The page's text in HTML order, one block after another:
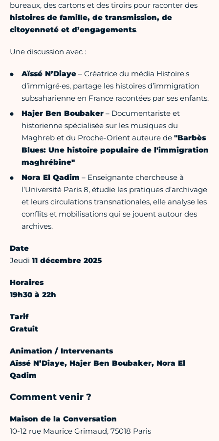
bureaux, des cartons et des tiroirs pour raconter des
histoires de famille, de transmission, de
citoyenneté et d’engagements.
Une discussion avec :
Aïssé N’Diaye – Créatrice du média Histoire.s
d’immigré·es, partage les histoires d’immigration
subsaharienne en France racontées par ses enfants.
Hajer Ben Boubaker – Documentariste et
historienne spécialisée sur les musiques du
Maghreb et du Proche-Orient auteure de "Barbès
Blues: Une histoire populaire de l'immigration
maghrébine"
Nora El Qadim – Enseignante chercheuse à
l’Université Paris 8, étudie les pratiques d’archivage
et leurs circulations transnationales, elle analyse les
conflits et mobilisations qui se jouent autour des
archives.
Date
Jeudi 11 décembre 2025
Horaires
19h30 à 22h
Tarif
Gratuit
Animation / Intervenants
Aïssé N’Diaye, Hajer Ben Boubaker, Nora El
Qadim
Comment venir ?
Maison de la Conversation
10-12 rue Maurice Grimaud, 75018 Paris